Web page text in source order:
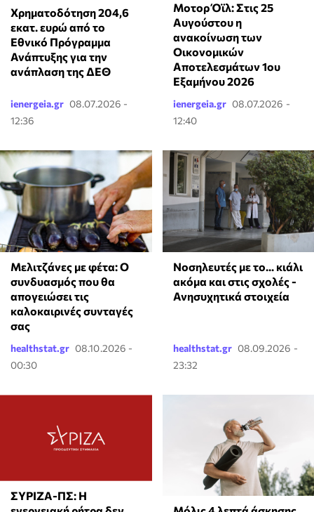
Χρηματοδότηση 204,6
εκατ. ευρώ από το
Εθνικό Πρόγραμμα
Ανάπτυξης για την
ανάπλαση της ΔΕΘ
ienergeia.gr 08.07.2026 -
12:36
Μοτορ Όϊλ: Στις 25
Αυγούστου η
ανακοίνωση των
Οικονομικών
Αποτελεσμάτων 1ου
Εξαμήνου 2026
ienergeia.gr 08.07.2026 -
12:40
Μελιτζάνες με φέτα: Ο
συνδυασμός που θα
απογειώσει τις
καλοκαιρινές συνταγές
σας
healthstat.gr 08.10.2026 -
00:30
Νοσηλευτές με το... κιάλι
ακόμα και στις σχολές -
Ανησυχητικά στοιχεία
healthstat.gr 08.09.2026 -
23:32
ΣΥΡΙΖΑ-ΠΣ: Η